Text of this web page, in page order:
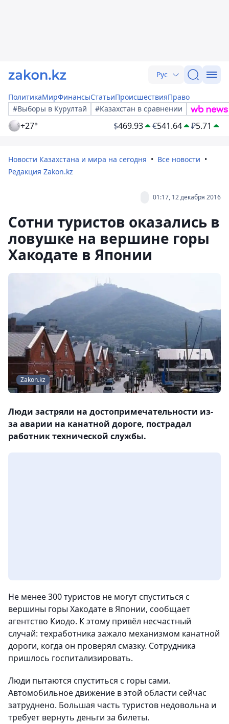
Рус
ПолитикаМирФинансыСтатьиПроисшествияПраво
#Выборы в Курултай
#Казахстан в сравнении
+27° $469.93 €541.64 ₽5.71
Новости Казахстана и мира на сегодня
Все новости
Редакция Zakon.kz
01:17, 12 декабря 2016
Сотни туристов оказались в
ловушке на вершине горы
Хакодате в Японии
Zakon.kz
Люди застряли на достопримечательности из-
за аварии на канатной дороге, пострадал
работник технической службы.
Не менее 300 туристов не могут спуститься с
вершины горы Хакодате в Японии, сообщает
агентство Киодо. К этому привёл несчастный
случай: техработника зажало механизмом канатной
дороги, когда он проверял смазку. Сотрудника
пришлось госпитализировать.
Люди пытаются спуститься с горы сами.
Автомобильное движение в этой области сейчас
затруднено. Большая часть туристов недовольна и
требует вернуть деньги за билеты.